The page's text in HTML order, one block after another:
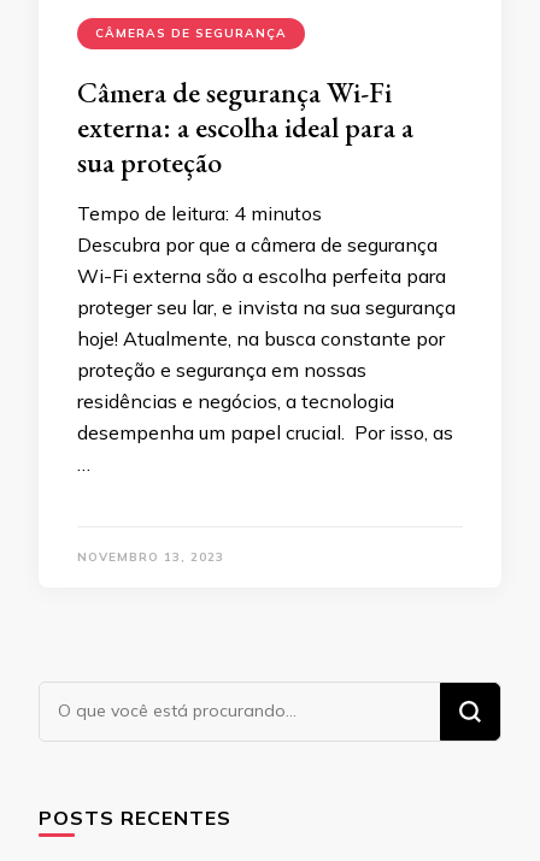
CÂMERAS DE SEGURANÇA
Câmera de segurança Wi-Fi
externa: a escolha ideal para a
sua proteção
Tempo de leitura: 4 minutos
Descubra por que a câmera de segurança
Wi-Fi externa são a escolha perfeita para
proteger seu lar, e invista na sua segurança
hoje! Atualmente, na busca constante por
proteção e segurança em nossas
residências e negócios, a tecnologia
desempenha um papel crucial. Por isso, as
NOVEMBRO 13, 2023
Procurando
POSTS RECENTES